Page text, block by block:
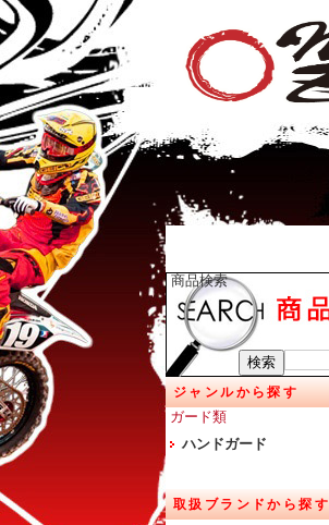
商品検索
ジャンルから探す
ガード類
ハンドガード
取扱ブランドから探す